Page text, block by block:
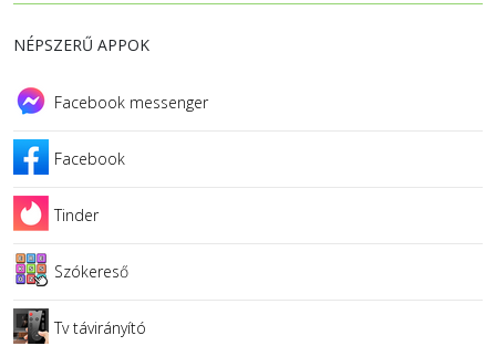
NÉPSZERŰ APPOK
Facebook messenger
Facebook
Tinder
Szókereső
Tv távirányító